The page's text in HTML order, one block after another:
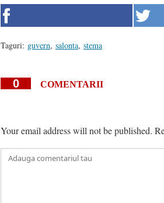
Taguri: guvern, salonta, stema
0 COMENTARII
Your email address will not be published.